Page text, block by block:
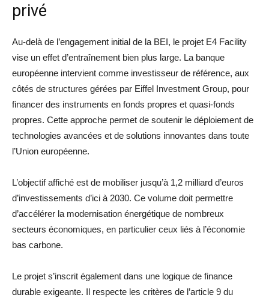
privé
Au-delà de l’engagement initial de la BEI, le projet E4 Facility
vise un effet d’entraînement bien plus large. La banque
européenne intervient comme investisseur de référence, aux
côtés de structures gérées par Eiffel Investment Group, pour
financer des instruments en fonds propres et quasi-fonds
propres. Cette approche permet de soutenir le déploiement de
technologies avancées et de solutions innovantes dans toute
l’Union européenne.
L’objectif affiché est de mobiliser jusqu’à 1,2 milliard d’euros
d’investissements d’ici à 2030. Ce volume doit permettre
d’accélérer la modernisation énergétique de nombreux
secteurs économiques, en particulier ceux liés à l’économie
bas carbone.
Le projet s’inscrit également dans une logique de finance
durable exigeante. Il respecte les critères de l’article 9 du